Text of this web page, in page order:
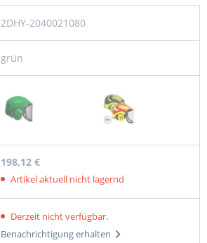
2DHY-2040021080
grün
198,12 €
Artikel aktuell nicht lagernd
Derzeit nicht verfügbar.
Benachrichtigung erhalten